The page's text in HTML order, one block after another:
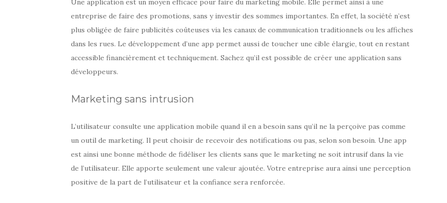
Une application est un moyen efficace pour faire du marketing mobile. Elle permet ainsi à une
entreprise de faire des promotions, sans y investir des sommes importantes. En effet, la société n’est
plus obligée de faire publicités coûteuses via les canaux de communication traditionnels ou les affiches
dans les rues. Le développement d’une app permet aussi de toucher une cible élargie, tout en restant
accessible financièrement et techniquement. Sachez qu’il est possible de créer une application sans
développeurs.
Marketing sans intrusion
L’utilisateur consulte une application mobile quand il en a besoin sans qu’il ne la perçoive pas comme
un outil de marketing. Il peut choisir de recevoir des notifications ou pas, selon son besoin. Une app
est ainsi une bonne méthode de fidéliser les clients sans que le marketing ne soit intrusif dans la vie
de l’utilisateur. Elle apporte seulement une valeur ajoutée. Votre entreprise aura ainsi une perception
positive de la part de l’utilisateur et la confiance sera renforcée.